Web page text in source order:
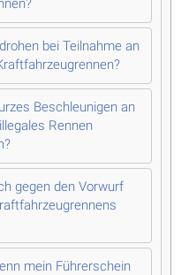
bei Teilnahme an
Beschleunigen an
Rennen
gegen den Vorwurf
mein Führerschein